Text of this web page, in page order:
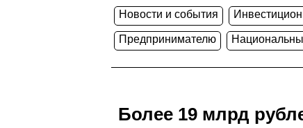
Новости и события
Предпринимателю
Более 19 млрд